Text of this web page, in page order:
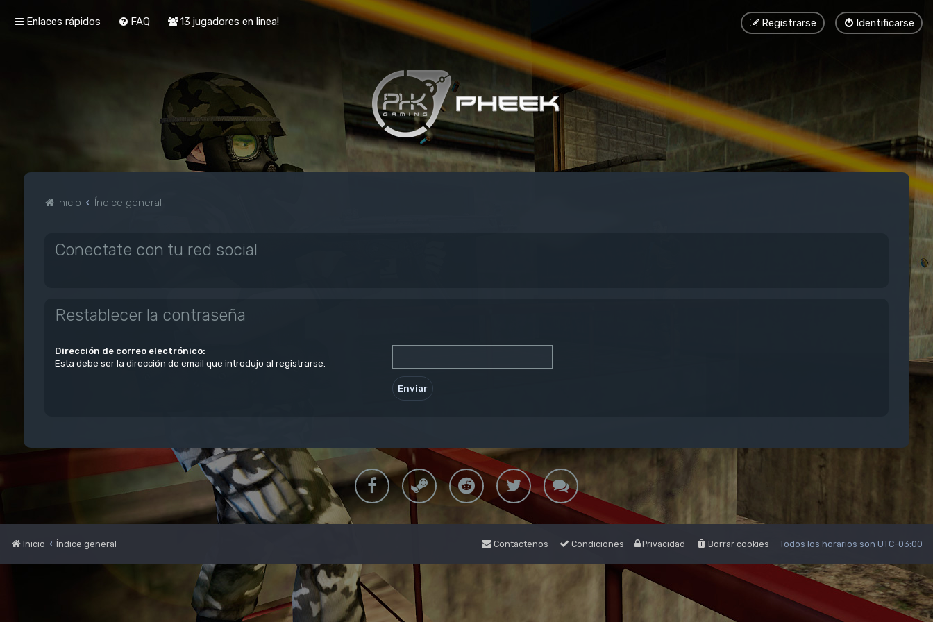
Enlaces rápidos FAQ 13 jugadores en linea! Identificarse
Registrarse
Inicio Índice general
Conectate con tu red social
Restablecer la contraseña
Dirección de correo electrónico:
Esta debe ser la dirección de email que introdujo al registrarse.
Inicio Índice general Todos los horarios son UTC-03:00
Borrar cookies
Privacidad
Condiciones
Contáctenos